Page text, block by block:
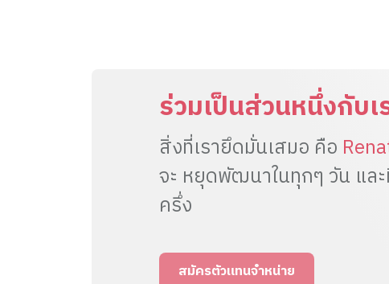
ร่วมเป็นส่วนหนึ่งกับเ
สิ่งที่เรายึดมั่นเสมอ คือ
จะ หยุดพัฒนาในทุกๆ วัน แล
ครึ่ง
สมัครตัวแทนจำหน่าย